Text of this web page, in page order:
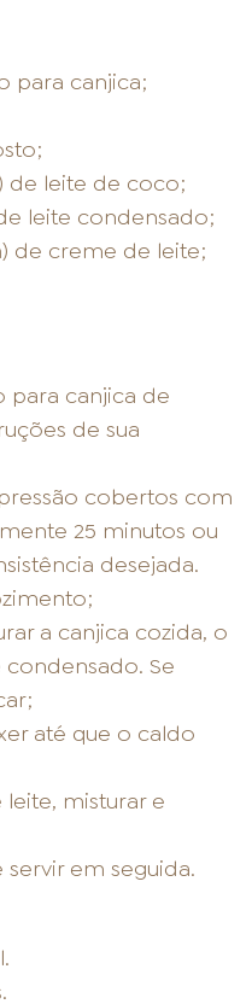
para canjica;
de leite de coco;
leite condensado;
de creme de leite;
para canjica de
de sua
cobertos com
25 minutos ou
desejada.
a canjica cozida, o
Se
até que o caldo
misturar e
servir em seguida.